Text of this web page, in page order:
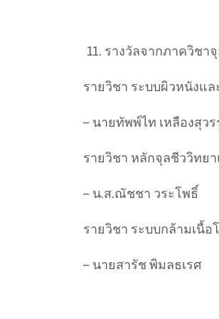
รางวัลจากภาควิช
รายวิชา ระบบผิวหนังแล
– นายทัพพ์ไท เหลืองสุว
รายวิชา หลักจุลชีววิทย
– น.ส.ณัชชา วระโพธิ์
รายวิชา ระบบกล้ามเนื้อ
– นายสารัช พิมลธเรศ